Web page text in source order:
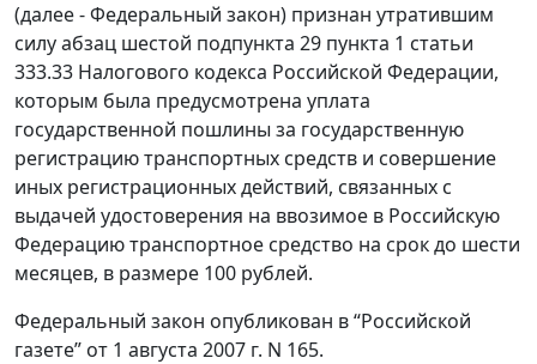
(далее - Федеральный закон) признан утратившим
силу абзац шестой подпункта 29 пункта 1 статьи
333.33 Налогового кодекса Российской Федерации,
которым была предусмотрена уплата
государственной пошлины за государственную
регистрацию транспортных средств и совершение
иных регистрационных действий, связанных с
выдачей удостоверения на ввозимое в Российскую
Федерацию транспортное средство на срок до шести
месяцев, в размере 100 рублей.
Федеральный закон опубликован в “Российской
газете” от 1 августа 2007 г. N 165.